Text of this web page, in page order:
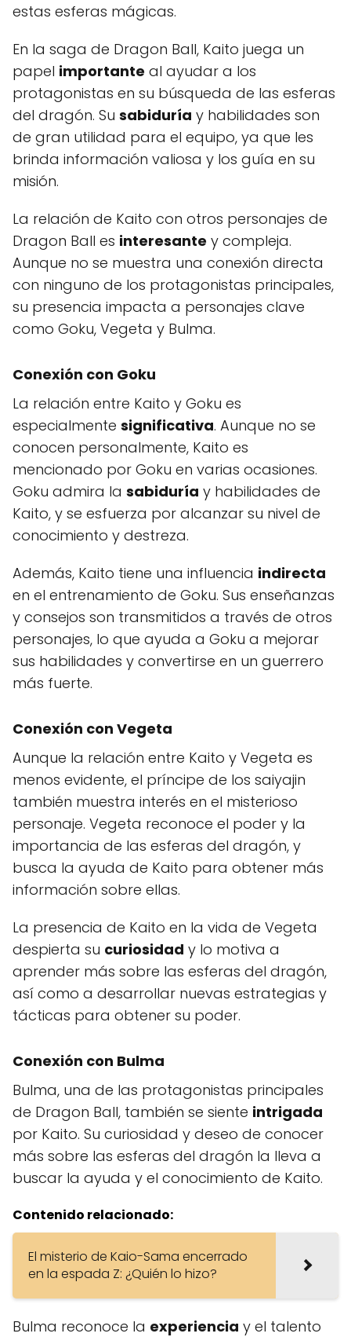
estas esferas mágicas.
En la saga de Dragon Ball, Kaito juega un
papel importante al ayudar a los
protagonistas en su búsqueda de las esferas
del dragón. Su sabiduría y habilidades son
de gran utilidad para el equipo, ya que les
brinda información valiosa y los guía en su
misión.
La relación de Kaito con otros personajes de
Dragon Ball es interesante y compleja.
Aunque no se muestra una conexión directa
con ninguno de los protagonistas principales,
su presencia impacta a personajes clave
como Goku, Vegeta y Bulma.
Conexión con Goku
La relación entre Kaito y Goku es
especialmente significativa. Aunque no se
conocen personalmente, Kaito es
mencionado por Goku en varias ocasiones.
Goku admira la sabiduría y habilidades de
Kaito, y se esfuerza por alcanzar su nivel de
conocimiento y destreza.
Además, Kaito tiene una influencia indirecta
en el entrenamiento de Goku. Sus enseñanzas
y consejos son transmitidos a través de otros
personajes, lo que ayuda a Goku a mejorar
sus habilidades y convertirse en un guerrero
más fuerte.
Conexión con Vegeta
Aunque la relación entre Kaito y Vegeta es
menos evidente, el príncipe de los saiyajin
también muestra interés en el misterioso
personaje. Vegeta reconoce el poder y la
importancia de las esferas del dragón, y
busca la ayuda de Kaito para obtener más
información sobre ellas.
La presencia de Kaito en la vida de Vegeta
despierta su curiosidad y lo motiva a
aprender más sobre las esferas del dragón,
así como a desarrollar nuevas estrategias y
tácticas para obtener su poder.
Conexión con Bulma
Bulma, una de las protagonistas principales
de Dragon Ball, también se siente intrigada
por Kaito. Su curiosidad y deseo de conocer
más sobre las esferas del dragón la lleva a
buscar la ayuda y el conocimiento de Kaito.
Contenido relacionado:
El misterio de Kaio-Sama encerrado
en la espada Z: ¿Quién lo hizo?
Bulma reconoce la experiencia y el talento